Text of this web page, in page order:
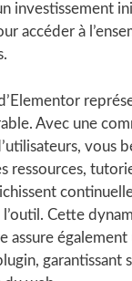
investissement
accéder à
Avec une
vous
ressources,
Cette
assure
garantissant